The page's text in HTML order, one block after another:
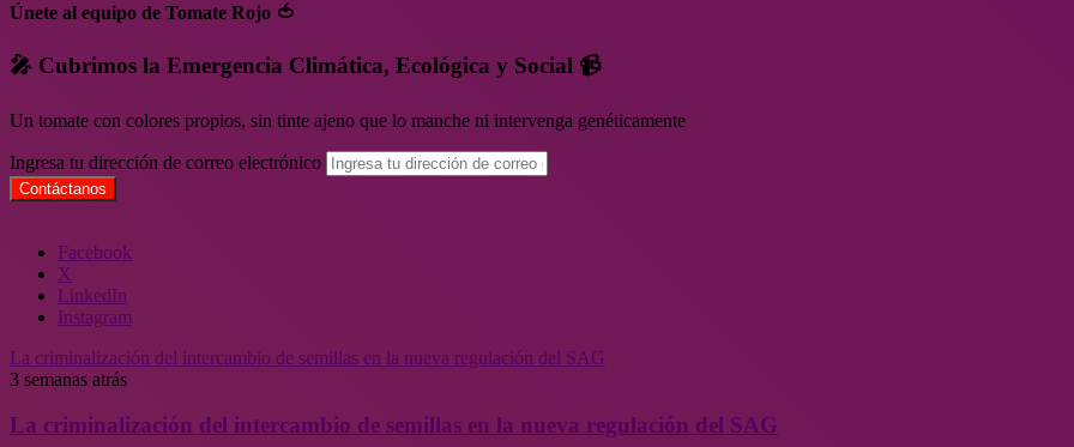
Únete al equipo de Tomate Rojo 🍅
🎤 Cubrimos la Emergencia Climática, Ecológica y Social 📹
Un tomate con colores propios, sin tinte ajeno que lo manche ni intervenga genéticamente
Ingresa tu dirección de correo electrónico
Facebook
X
LinkedIn
Instagram
La criminalización del intercambio de semillas en la nueva regulación del SAG
3 semanas atrás
La criminalización del intercambio de semillas en la nueva regulación del SAG